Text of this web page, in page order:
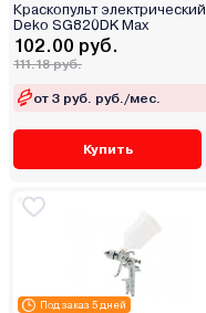
Краскопульт электрический
Deko SG820DK Max
102.00 руб.
111.18 руб.
от 3 руб. руб./мес.
Купить
Под заказ 5 дней